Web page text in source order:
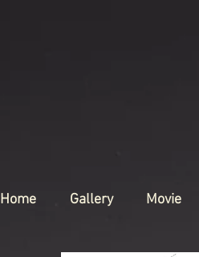
Home Gallery Movie